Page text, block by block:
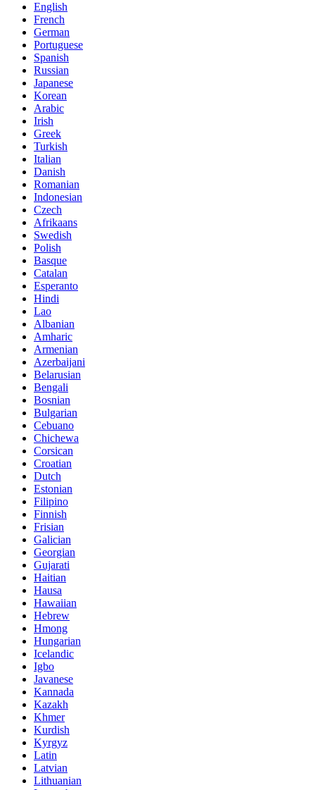
English
French
German
Portuguese
Spanish
Russian
Japanese
Korean
Arabic
Irish
Greek
Turkish
Italian
Danish
Romanian
Indonesian
Czech
Afrikaans
Swedish
Polish
Basque
Catalan
Esperanto
Hindi
Lao
Albanian
Amharic
Armenian
Azerbaijani
Belarusian
Bengali
Bosnian
Bulgarian
Cebuano
Chichewa
Corsican
Croatian
Dutch
Estonian
Filipino
Finnish
Frisian
Galician
Georgian
Gujarati
Haitian
Hausa
Hawaiian
Hebrew
Hmong
Hungarian
Icelandic
Igbo
Javanese
Kannada
Kazakh
Khmer
Kurdish
Kyrgyz
Latin
Latvian
Lithuanian